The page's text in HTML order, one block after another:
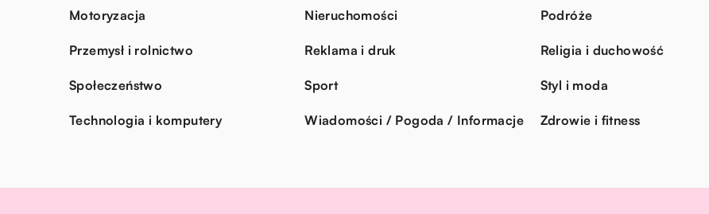
Motoryzacja Nieruchomości Podróże
Przemysł i rolnictwo Reklama i druk Religia i duchowość
Społeczeństwo Sport Styl i moda
Technologia i komputery Wiadomości / Pogoda / Informacje Zdrowie i fitness